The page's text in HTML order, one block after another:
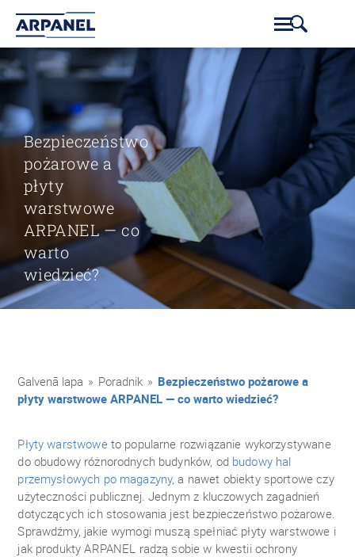
Bezpieczeństwo
pożarowe a
płyty
warstwowe
ARPANEL — co
warto
wiedzieć?
Galvenā lapa » Poradnik » Bezpieczeństwo pożarowe a
płyty warstwowe ARPANEL — co warto wiedzieć?
Płyty warstwoweto popularne rozwiązanie wykorzystywane
do obudowy różnorodnych budynków, od budowy hal
przemysłowych po magazyny, a nawet obiekty sportowe czy
użyteczności publicznej. Jednym z kluczowych zagadnień
dotyczących ich stosowania jest bezpieczeństwo pożarowe.
Sprawdźmy, jakie wymogi muszą spełniać płyty warstwowe i
jak produkty ARPANEL radzą sobie w kwestii ochrony